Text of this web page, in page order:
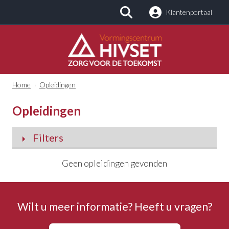
Zoeken Klantenportaal
Home Opleidingen
Opleidingen
Filters
Categorieën
Kinderopvang en -zorg
Geen opleidingen gevonden
Wilt u meer informatie? Heeft u vragen?